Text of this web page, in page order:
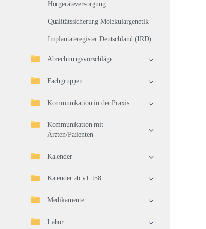
Hörgeräteversorgung
Qualitätssicherung Molekulargenetik
Implantateregister Deutschland (IRD)
Abrechnungsvorschläge
Fachgruppen
Kommunikation in der Praxis
Kommunikation mit
Ärzten/Patienten
Kalender
Kalender ab v1.158
Medikamente
Labor